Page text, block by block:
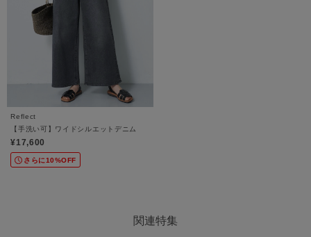
Reflect
【手洗い可】ワイドシルエットデニム
¥17,600
さらに10%OFF
関連特集